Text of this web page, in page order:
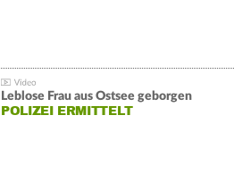
Leblose Frau aus Ostsee geborgen
POLIZEI ERMITTELT